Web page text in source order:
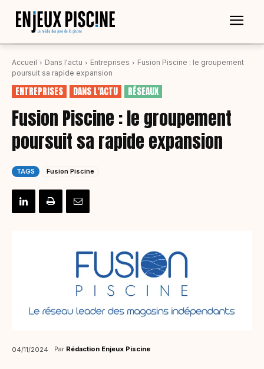
Accueil Dans l'actu Entreprises
Fusion Piscine : le groupement
poursuit sa rapide expansion
ENTREPRISES DANS L'ACTU RÉSEAUX
Fusion Piscine : le groupement
poursuit sa rapide expansion
TAGS Fusion Piscine
04/11/2024 Par Rédaction Enjeux Piscine